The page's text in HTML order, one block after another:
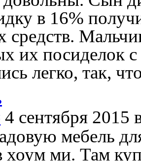
в 16%
средств.
их посиделок
легко, так,
4 сентября 2015
мебель
хоум ми. Там